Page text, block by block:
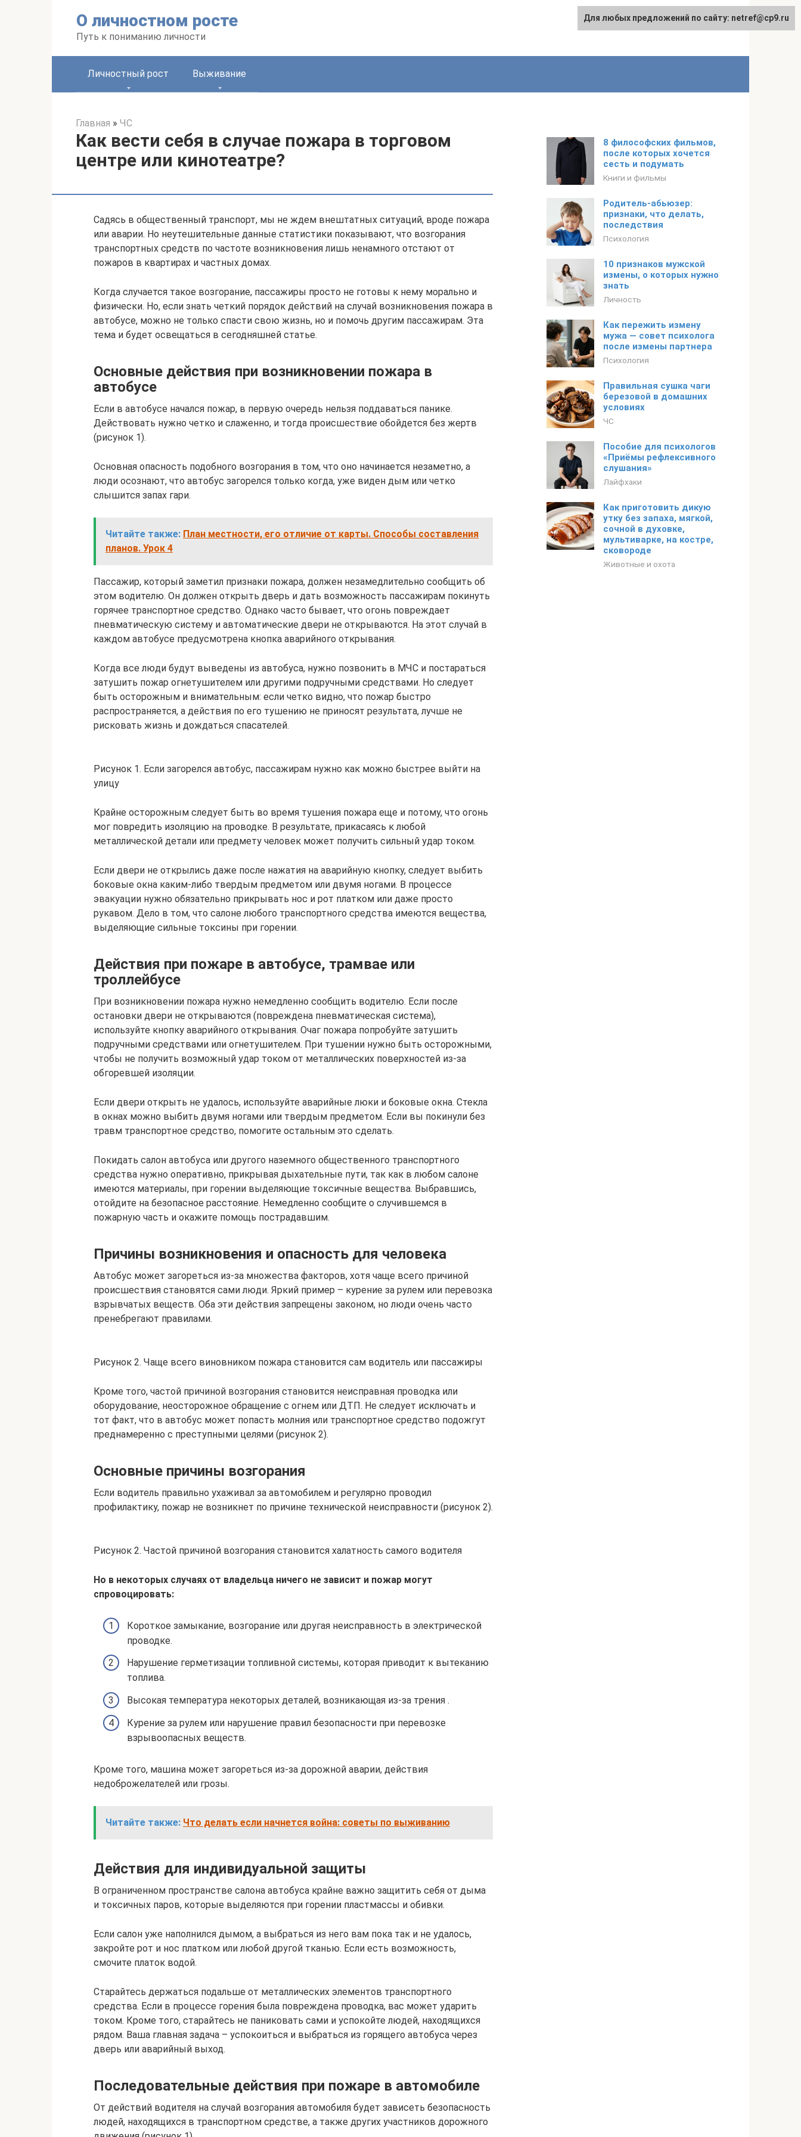
О личностном росте
Путь к пониманию личности
Личностный рост Выживание
Главная » ЧС
Как вести себя в случае пожара в торговом
центре или кинотеатре?
Садясь в общественный транспорт, мы не ждем внештатных ситуаций, вроде пожара
или аварии. Но неутешительные данные статистики показывают, что возгорания
транспортных средств по частоте возникновения лишь ненамного отстают от
пожаров в квартирах и частных домах.
Когда случается такое возгорание, пассажиры просто не готовы к нему морально и
физически. Но, если знать четкий порядок действий на случай возникновения пожара в
автобусе, можно не только спасти свою жизнь, но и помочь другим пассажирам. Эта
тема и будет освещаться в сегодняшней статье.
Основные действия при возникновении пожара в
автобусе
Если в автобусе начался пожар, в первую очередь нельзя поддаваться панике.
Действовать нужно четко и слаженно, и тогда происшествие обойдется без жертв
(рисунок 1).
Основная опасность подобного возгорания в том, что оно начинается незаметно, а
люди осознают, что автобус загорелся только когда, уже виден дым или четко
слышится запах гари.
Читайте также: План местности, его отличие от карты. Способы составления
планов. Урок 4
Пассажир, который заметил признаки пожара, должен незамедлительно сообщить об
этом водителю. Он должен открыть дверь и дать возможность пассажирам покинуть
горячее транспортное средство. Однако часто бывает, что огонь повреждает
пневматическую систему и автоматические двери не открываются. На этот случай в
каждом автобусе предусмотрена кнопка аварийного открывания.
Когда все люди будут выведены из автобуса, нужно позвонить в МЧС и постараться
затушить пожар огнетушителем или другими подручными средствами. Но следует
быть осторожным и внимательным: если четко видно, что пожар быстро
распространяется, а действия по его тушению не приносят результата, лучше не
рисковать жизнь и дождаться спасателей.
Рисунок 1. Если загорелся автобус, пассажирам нужно как можно быстрее выйти на
улицу
Крайне осторожным следует быть во время тушения пожара еще и потому, что огонь
мог повредить изоляцию на проводке. В результате, прикасаясь к любой
металлической детали или предмету человек может получить сильный удар током.
Если двери не открылись даже после нажатия на аварийную кнопку, следует выбить
боковые окна каким-либо твердым предметом или двумя ногами. В процессе
эвакуации нужно обязательно прикрывать нос и рот платком или даже просто
рукавом. Дело в том, что салоне любого транспортного средства имеются вещества,
выделяющие сильные токсины при горении.
Действия при пожаре в автобусе, трамвае или
троллейбусе
При возникновении пожара нужно немедленно сообщить водителю. Если после
остановки двери не открываются (повреждена пневматическая система),
используйте кнопку аварийного открывания. Очаг пожара попробуйте затушить
подручными средствами или огнетушителем. При тушении нужно быть осторожными,
чтобы не получить возможный удар током от металлических поверхностей из-за
обгоревшей изоляции.
Если двери открыть не удалось, используйте аварийные люки и боковые окна. Стекла
в окнах можно выбить двумя ногами или твердым предметом. Если вы покинули без
травм транспортное средство, помогите остальным это сделать.
Покидать салон автобуса или другого наземного общественного транспортного
средства нужно оперативно, прикрывая дыхательные пути, так как в любом салоне
имеются материалы, при горении выделяющие токсичные вещества. Выбравшись,
отойдите на безопасное расстояние. Немедленно сообщите о случившемся в
пожарную часть и окажите помощь пострадавшим.
Причины возникновения и опасность для человека
Автобус может загореться из-за множества факторов, хотя чаще всего причиной
происшествия становятся сами люди. Яркий пример – курение за рулем или перевозка
взрывчатых веществ. Оба эти действия запрещены законом, но люди очень часто
пренебрегают правилами.
Рисунок 2. Чаще всего виновником пожара становится сам водитель или пассажиры
Кроме того, частой причиной возгорания становится неисправная проводка или
оборудование, неосторожное обращение с огнем или ДТП. Не следует исключать и
тот факт, что в автобус может попасть молния или транспортное средство подожгут
преднамеренно с преступными целями (рисунок 2).
Основные причины возгорания
Если водитель правильно ухаживал за автомобилем и регулярно проводил
профилактику, пожар не возникнет по причине технической неисправности (рисунок 2).
Рисунок 2. Частой причиной возгорания становится халатность самого водителя
Но в некоторых случаях от владельца ничего не зависит и пожар могут
спровоцировать:
Короткое замыкание, возгорание или другая неисправность в электрической
проводке.
Нарушение герметизации топливной системы, которая приводит к вытеканию
топлива.
Высокая температура некоторых деталей, возникающая из-за трения .
Курение за рулем или нарушение правил безопасности при перевозке
взрывоопасных веществ.
Кроме того, машина может загореться из-за дорожной аварии, действия
недоброжелателей или грозы.
Читайте также: Что делать если начнется война: советы по выживанию
Действия для индивидуальной защиты
В ограниченном пространстве салона автобуса крайне важно защитить себя от дыма
и токсичных паров, которые выделяются при горении пластмассы и обивки.
Если салон уже наполнился дымом, а выбраться из него вам пока так и не удалось,
закройте рот и нос платком или любой другой тканью. Если есть возможность,
смочите платок водой.
Старайтесь держаться подальше от металлических элементов транспортного
средства. Если в процессе горения была повреждена проводка, вас может ударить
током. Кроме того, старайтесь не паниковать сами и успокойте людей, находящихся
рядом. Ваша главная задача – успокоиться и выбраться из горящего автобуса через
дверь или аварийный выход.
Последовательные действия при пожаре в автомобиле
От действий водителя на случай возгорания автомобиля будет зависеть безопасность
людей, находящихся в транспортном средстве, а также других участников дорожного
8 философских фильмов,
после которых хочется
сесть и подумать
Книги и фильмы
Родитель-абьюзер:
признаки, что делать,
последствия
Психология
10 признаков мужской
измены, о которых нужно
знать
Личность
Как пережить измену
мужа — совет психолога
после измены партнера
Психология
Правильная сушка чаги
березовой в домашних
условиях
ЧС
Пособие для психологов
«Приёмы рефлексивного
слушания»
Лайфхаки
Как приготовить дикую
утку без запаха, мягкой,
сочной в духовке,
мультиварке, на костре,
сковороде
Животные и охота
Для любых предложений по сайту: netref@cp9.ru